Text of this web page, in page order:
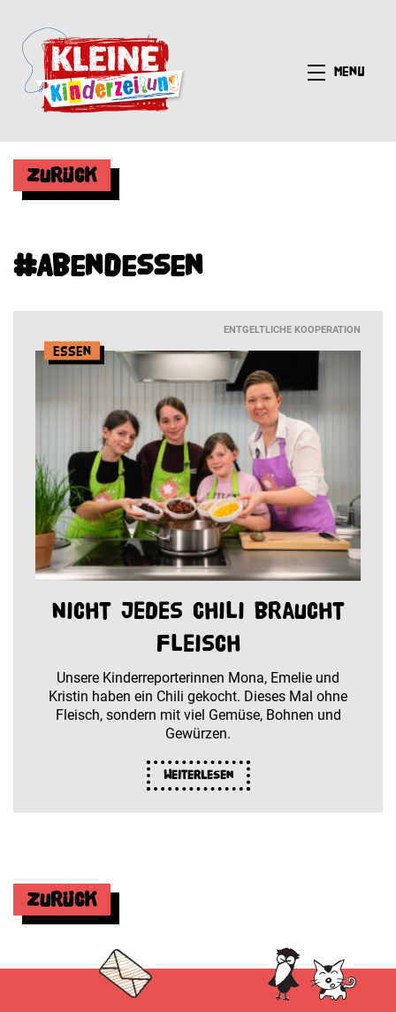
Menü
Zurück
#Abendessen
ENTGELTLICHE KOOPERATION
Essen
Nicht jedes Chili braucht
Fleisch
Unsere Kinderreporterinnen Mona, Emelie und
Kristin haben ein Chili gekocht. Dieses Mal ohne
Fleisch, sondern mit viel Gemüse, Bohnen und
Gewürzen.
Weiterlesen
Zurück